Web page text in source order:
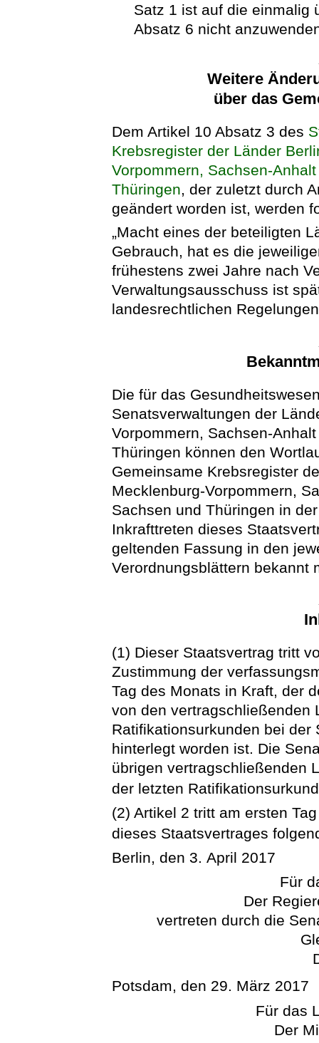
Satz 1 ist auf die einmalig
Absatz 6 nicht
Weitere
über das
Dem Artikel 10 Absatz 3 des
Krebsregister der Länder
Vorpommern, Sachsen-
Thüringen, der zuletzt durch
geändert worden ist, werden
„Macht eines der beteiligten
Gebrauch, hat es die
frühestens zwei Jahre nach
Verwaltungsausschuss ist
landesrechtlichen
Die für das
Senatsverwaltungen der
Vorpommern, Sachsen-
Thüringen können den
Gemeinsame Krebsregister
Mecklenburg-Vorpommern,
Sachsen und Thüringen in
Inkrafttreten dieses
geltenden Fassung in den
Verordnungsblättern bekannt
(1) Dieser Staatsvertrag tritt
Zustimmung der
Tag des Monats in Kraft, der
von den vertragschließenden
Ratifikationsurkunden bei
hinterlegt worden ist. Die
übrigen vertragschließenden
der letzten
(2) Artikel 2 tritt am ersten
dieses Staatsvertrages
Berlin, den 3. April 2017
Für
Der
vertreten durch die
Potsdam, den 29. März 2017
Für das
Der